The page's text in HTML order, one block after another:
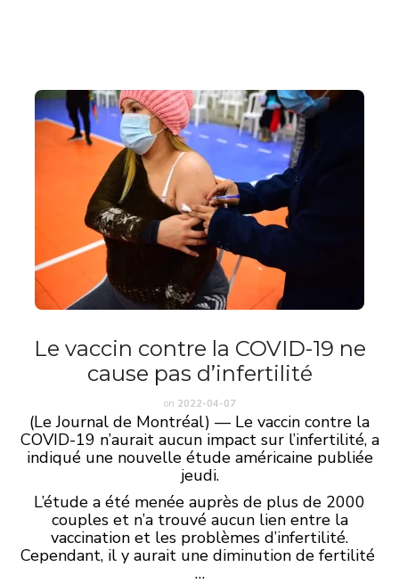
Le vaccin contre la COVID-19 ne
cause pas d’infertilité
on 2022-04-07
(Le Journal de Montréal) — Le vaccin contre la
COVID-19 n’aurait aucun impact sur l’infertilité, a
indiqué une nouvelle étude américaine publiée
jeudi.
L’étude a été menée auprès de plus de 2000
couples et n’a trouvé aucun lien entre la
vaccination et les problèmes d’infertilité.
Cependant, il y aurait une diminution de fertilité
…